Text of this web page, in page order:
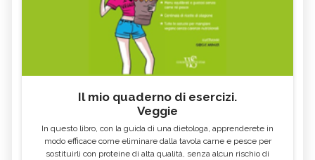
Il mio quaderno di esercizi.
Veggie
In questo libro, con la guida di una dietologa, apprenderete in
modo efficace come eliminare dalla tavola carne e pesce per
sostituirli con proteine di alta qualità, senza alcun rischio di